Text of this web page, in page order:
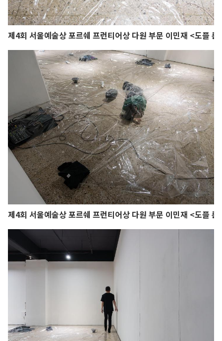
제4회 서울예술상 포르쉐 프런티어상 다원 부문 이민재 <도플 룸
제4회 서울예술상 포르쉐 프런티어상 다원 부문 이민재 <도플 룸